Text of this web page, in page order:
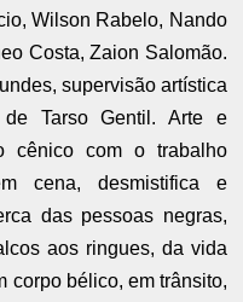
Wilson Rabelo, Nando
Costa, Zaion Salomão.
supervisão artística
de Tarso Gentil. Arte e
cênico com o trabalho
cena, desmistifica e
das pessoas negras,
aos ringues, da vida
corpo bélico, em trânsito,